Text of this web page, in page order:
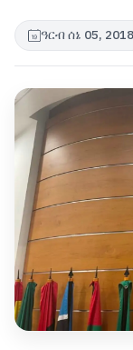
ዓርብ ሰኔ 05, 2018